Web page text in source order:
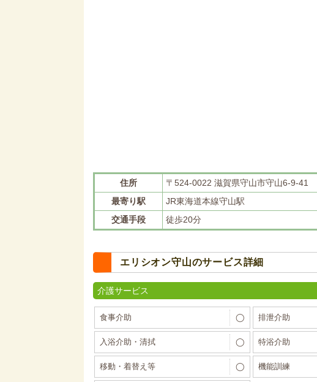
住所
〒524-0022 滋賀県守山市守山6-9-41
最寄り駅
JR東海道本線守山駅
交通手段
徒歩20分
エリシオン守山のサービス詳細
介護サービス
食事介助 ◯ 排泄介助
入浴介助・清拭 ◯ 特浴介助
移動・着替え等 ◯ 機能訓練